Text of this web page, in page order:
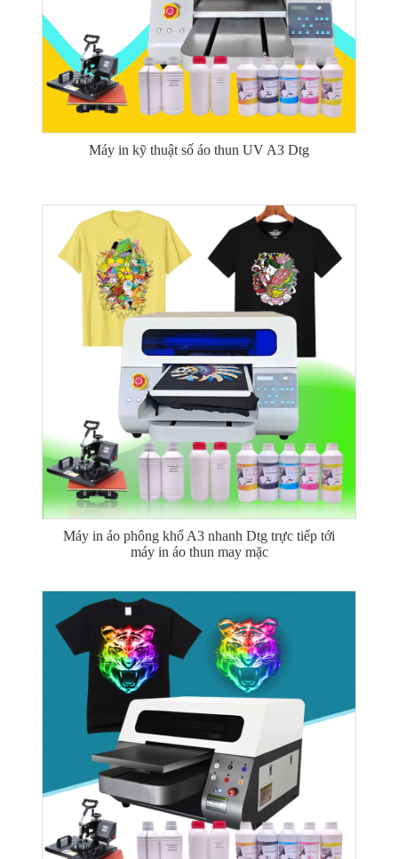
Máy in kỹ thuật số áo thun UV A3 Dtg
Máy in áo phông khổ A3 nhanh Dtg trực tiếp tới
máy in áo thun may mặc